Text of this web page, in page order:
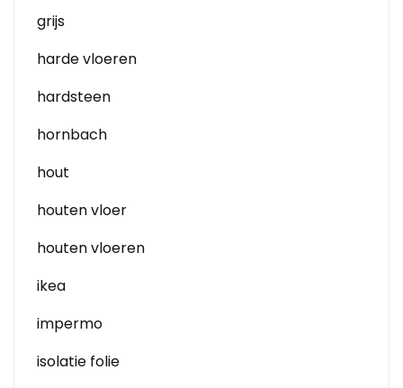
grijs
harde vloeren
hardsteen
hornbach
hout
houten vloer
houten vloeren
ikea
impermo
isolatie folie